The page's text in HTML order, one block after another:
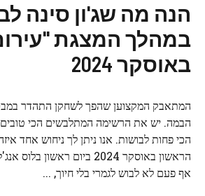
הנה מה שג'ון סינה
במהלך המצגת
באוסקר 2024
המתאבק המקצוען שהפך לשחקן התהדר
הבמה. יש את הרשימה המתלבשים הכי
הכי פחות לבושות. אנו ניתן לך ניחוש אחד
הראשון באוסקר 2024 ביום
אף פעם לא לבוש לגמרי בלי חיוך, ...